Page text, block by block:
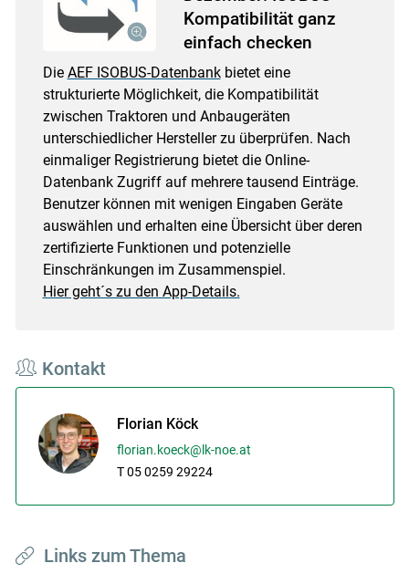
Kompatibilität ganz
einfach checken
Die AEF ISOBUS-Datenbankbietet eine
strukturierte Möglichkeit, die Kompatibilität
zwischen Traktoren und Anbaugeräten
unterschiedlicher Hersteller zu überprüfen. Nach
einmaliger Registrierung bietet die Online-
Datenbank Zugriff auf mehrere tausend Einträge.
Benutzer können mit wenigen Eingaben Geräte
auswählen und erhalten eine Übersicht über deren
zertifizierte Funktionen und potenzielle
Einschränkungen im Zusammenspiel.
Hier geht´s zu den App-Details.
Kontakt
Florian Köck
florian.koeck@lk-noe.at
T 05 0259 29224
Links zum Thema